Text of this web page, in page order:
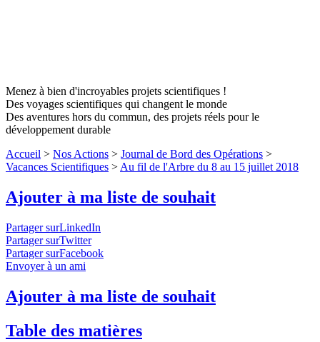
Menez à bien d'incroyables projets scientifiques !
Des voyages scientifiques qui changent le monde
Des aventures hors du commun, des projets réels pour le
développement durable
Accueil > Nos Actions > Journal de Bord des Opérations >
Vacances Scientifiques > Au fil de l'Arbre du 8 au 15 juillet 2018
Ajouter à ma liste de souhait
Partager surLinkedIn
Partager surTwitter
Partager surFacebook
Envoyer à un ami
Ajouter à ma liste de souhait
Table des matières